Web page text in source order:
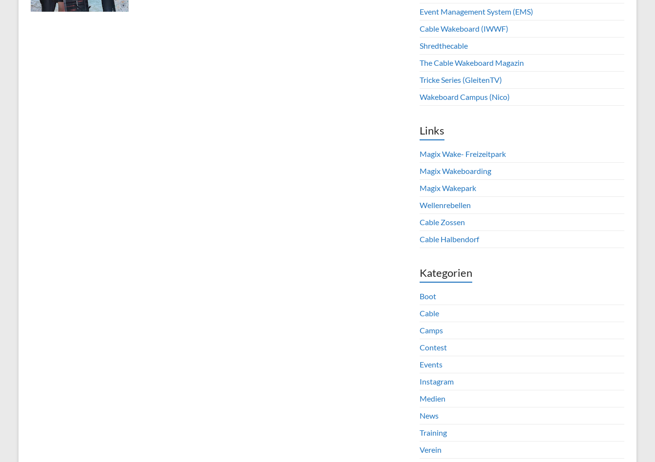
Event Management System (EMS)
Cable Wakeboard (IWWF)
Shredthecable
The Cable Wakeboard Magazin
Tricke Series (GleitenTV)
Wakeboard Campus (Nico)
Links
Magix Wake- Freizeitpark
Magix Wakeboarding
Magix Wakepark
Wellenrebellen
Cable Zossen
Cable Halbendorf
Kategorien
Boot
Cable
Camps
Contest
Events
Instagram
Medien
News
Training
Verein